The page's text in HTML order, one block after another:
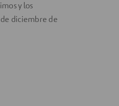
y los
diciembre de